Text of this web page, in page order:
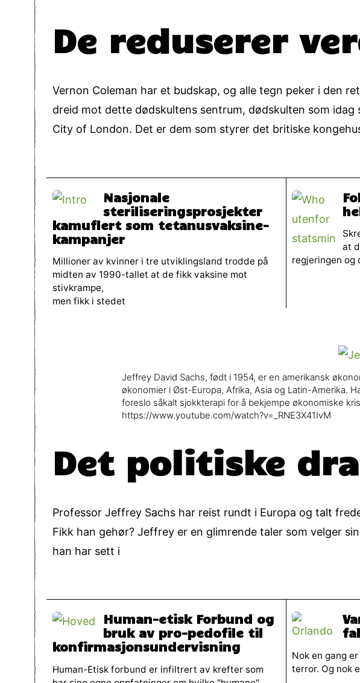
De reduserer
Vernon Coleman har et budskap, og alle tegn peker i den
dreid mot dette dødskultens sentrum, dødskulten som
City of London. Det er dem som styrer det britiske
Nasjonale
steriliseringsprosjekter
kamuflert som tetanusvaksine-
kampanjer
Millioner av kvinner i tre utviklingsland trodde på
midten av 1990-tallet at de fikk vaksine mot
stivkrampe,
men fikk i stedet
at
regjeringen og
Jeffrey David Sachs, født i 1954, er en amerikansk
økonomier i Øst-Europa, Afrika, Asia og Latin-Amerika.
foreslo såkalt sjokkterapi for å bekjempe økonomiske
https://www.youtube.com/watch?v=_RNE3X41IvM
Det politiske
Professor Jeffrey Sachs har reist rundt i Europa og talt
Fikk han gehør? Jeffrey er en glimrende taler som velger
han har sett i
Human-etisk Forbund og
bruk av pro-pedofile til
konfirmasjonsundervisning
Human-Etisk forbund er infiltrert av krefter som
Nok en gang
terror. Og nok